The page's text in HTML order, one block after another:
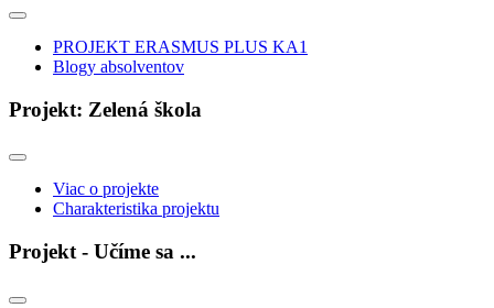
PROJEKT ERASMUS PLUS KA1
Blogy absolventov
Projekt: Zelená škola
Viac o projekte
Charakteristika projektu
Projekt - Učíme sa ...